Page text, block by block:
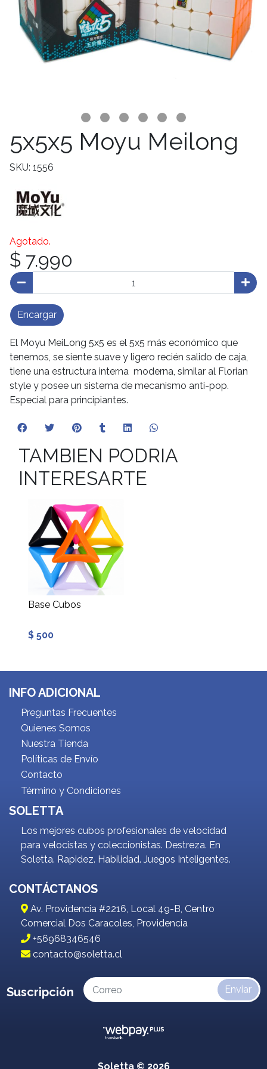
5x5x5 Moyu Meilong
SKU: 1556
Agotado.
$ 7.990
Encargar
El Moyu MeiLong 5x5 es el 5x5 más económico que
tenemos, se siente suave y ligero recién salido de caja,
tiene una estructura interna moderna, similar al Florian
style y posee un sistema de mecanismo anti-pop.
Especial para principiantes.
TAMBIEN PODRIA
INTERESARTE
Base Cubos
$ 500
INFO ADICIONAL
Preguntas Frecuentes
Quienes Somos
Nuestra Tienda
Políticas de Envío
Contacto
Término y Condiciones
SOLETTA
Los mejores cubos profesionales de velocidad
para velocistas y coleccionistas. Destreza. En
Soletta. Rapidez. Habilidad. Juegos Inteligentes.
CONTÁCTANOS
Av. Providencia #2216, Local 49-B, Centro
Comercial Dos Caracoles, Providencia
+56968346546
contacto@soletta.cl
Suscripción Enviar
Soletta © 2026